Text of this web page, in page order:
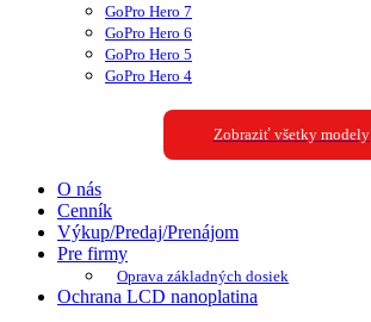
GoPro Hero 7
GoPro Hero 6
GoPro Hero 5
GoPro Hero 4
Zobraziť všetky modely
O nás
Cenník
Výkup/Predaj/Prenájom
Pre firmy
Oprava základných dosiek
Ochrana LCD nanoplatina